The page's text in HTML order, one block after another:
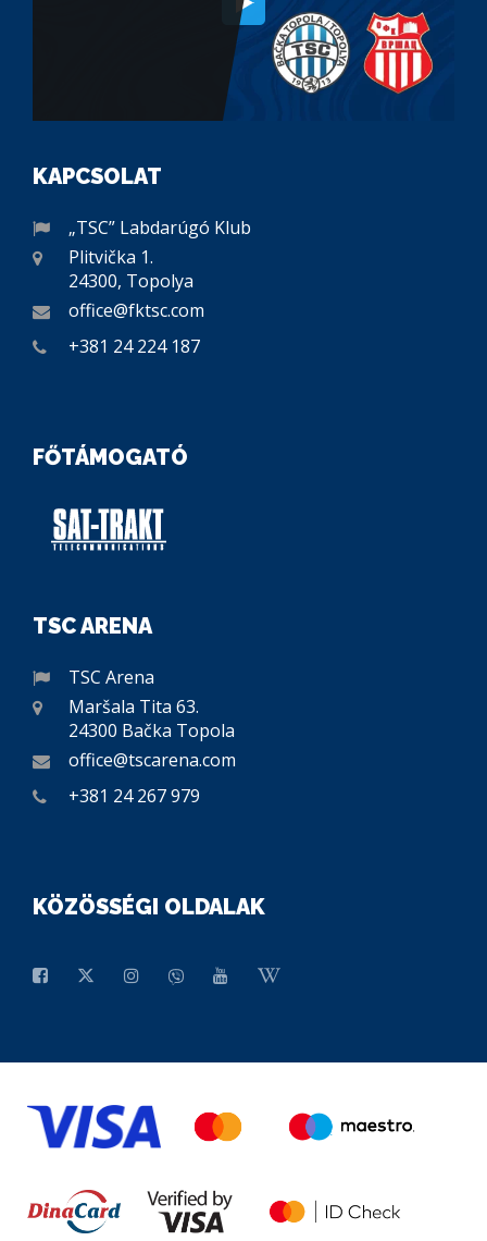
KAPCSOLAT
„TSC” Labdarúgó Klub
Plitvička 1.
24300, Topolya
office@fktsc.com
+381 24 224 187
FŐTÁMOGATÓ
TSC ARENA
TSC Arena
Maršala Tita 63.
24300 Bačka Topola
office@tscarena.com
+381 24 267 979
KÖZÖSSÉGI OLDALAK